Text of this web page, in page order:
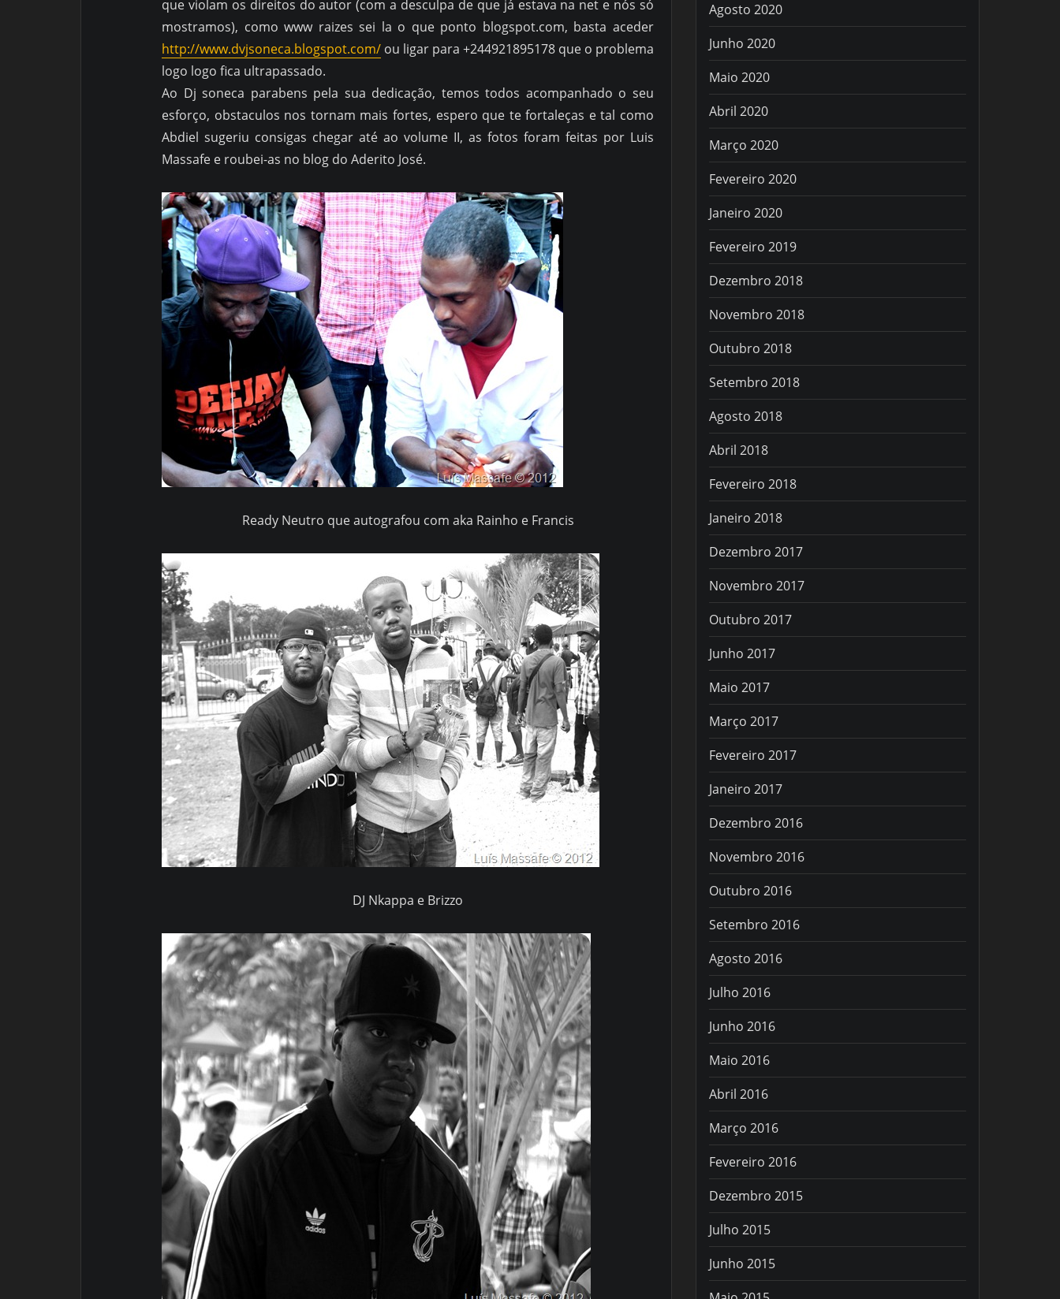
que violam os direitos do autor (com a desculpa de que já estava na net e nós só
mostramos), como www raizes sei la o que ponto blogspot.com, basta aceder
http://www.dvjsoneca.blogspot.com/ ou ligar para +244921895178 que o problema
logo logo fica ultrapassado.
Ao Dj soneca parabens pela sua dedicação, temos todos acompanhado o seu
esforço, obstaculos nos tornam mais fortes, espero que te fortaleças e tal como
Abdiel sugeriu consigas chegar até ao volume II, as fotos foram feitas por Luis
Massafe e roubei-as no blog do Aderito José.
Ready Neutro que autografou com aka Rainho e Francis
DJ Nkappa e Brizzo
Agosto 2020
Junho 2020
Maio 2020
Abril 2020
Março 2020
Fevereiro 2020
Janeiro 2020
Fevereiro 2019
Dezembro 2018
Novembro 2018
Outubro 2018
Setembro 2018
Agosto 2018
Abril 2018
Fevereiro 2018
Janeiro 2018
Dezembro 2017
Novembro 2017
Outubro 2017
Junho 2017
Maio 2017
Março 2017
Fevereiro 2017
Janeiro 2017
Dezembro 2016
Novembro 2016
Outubro 2016
Setembro 2016
Agosto 2016
Julho 2016
Junho 2016
Maio 2016
Abril 2016
Março 2016
Fevereiro 2016
Dezembro 2015
Julho 2015
Junho 2015